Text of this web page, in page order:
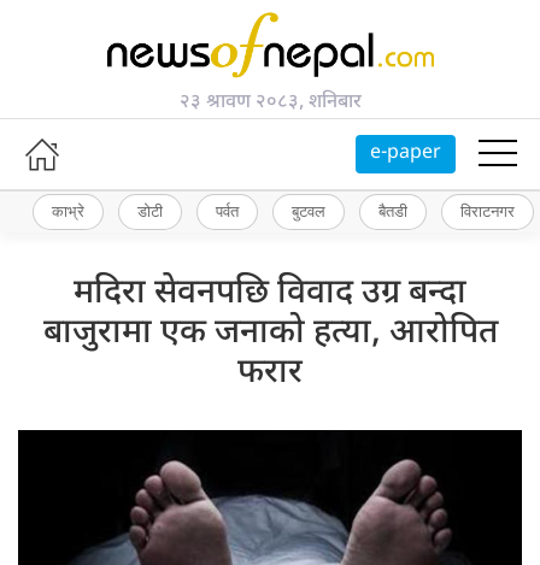
२३ श्रावण २०८३, शनिबार
e-paper
काभ्रे डोटी पर्वत बुटवल बैतडी विराटनगर
मदिरा सेवनपछि विवाद उग्र बन्दा
बाजुरामा एक जनाको हत्या, आरोपित
फरार